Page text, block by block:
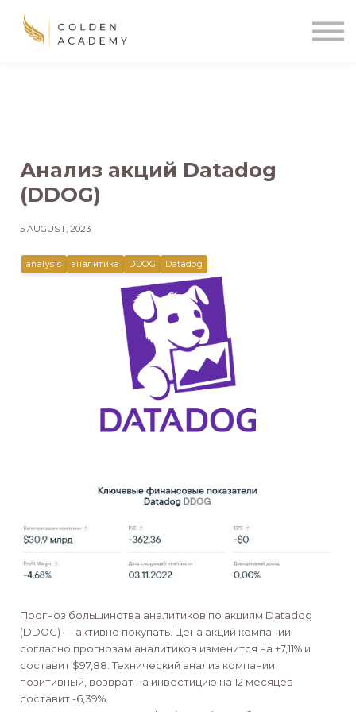
Анализ акций Datadog
(DDOG)
5 AUGUST, 2023
analysis аналитика DDOG Datadog
Прогноз большинства аналитиков по акциям Datadog
(DDOG) — активно покупать. Цена акций компании
согласно прогнозам аналитиков изменится на +7,11% и
составит $97,88. Технический анализ компании
позитивный, возврат на инвестицию на 12 месяцев
составит -6,39%.